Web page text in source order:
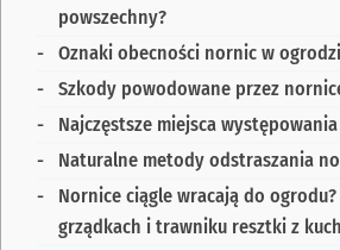
powszechny?
Oznaki obecności nornic w
Szkody powodowane przez
Najczęstsze miejsca występowania
Naturalne metody odstraszania
Nornice ciągle wracają do
grządkach i trawniku resztki z